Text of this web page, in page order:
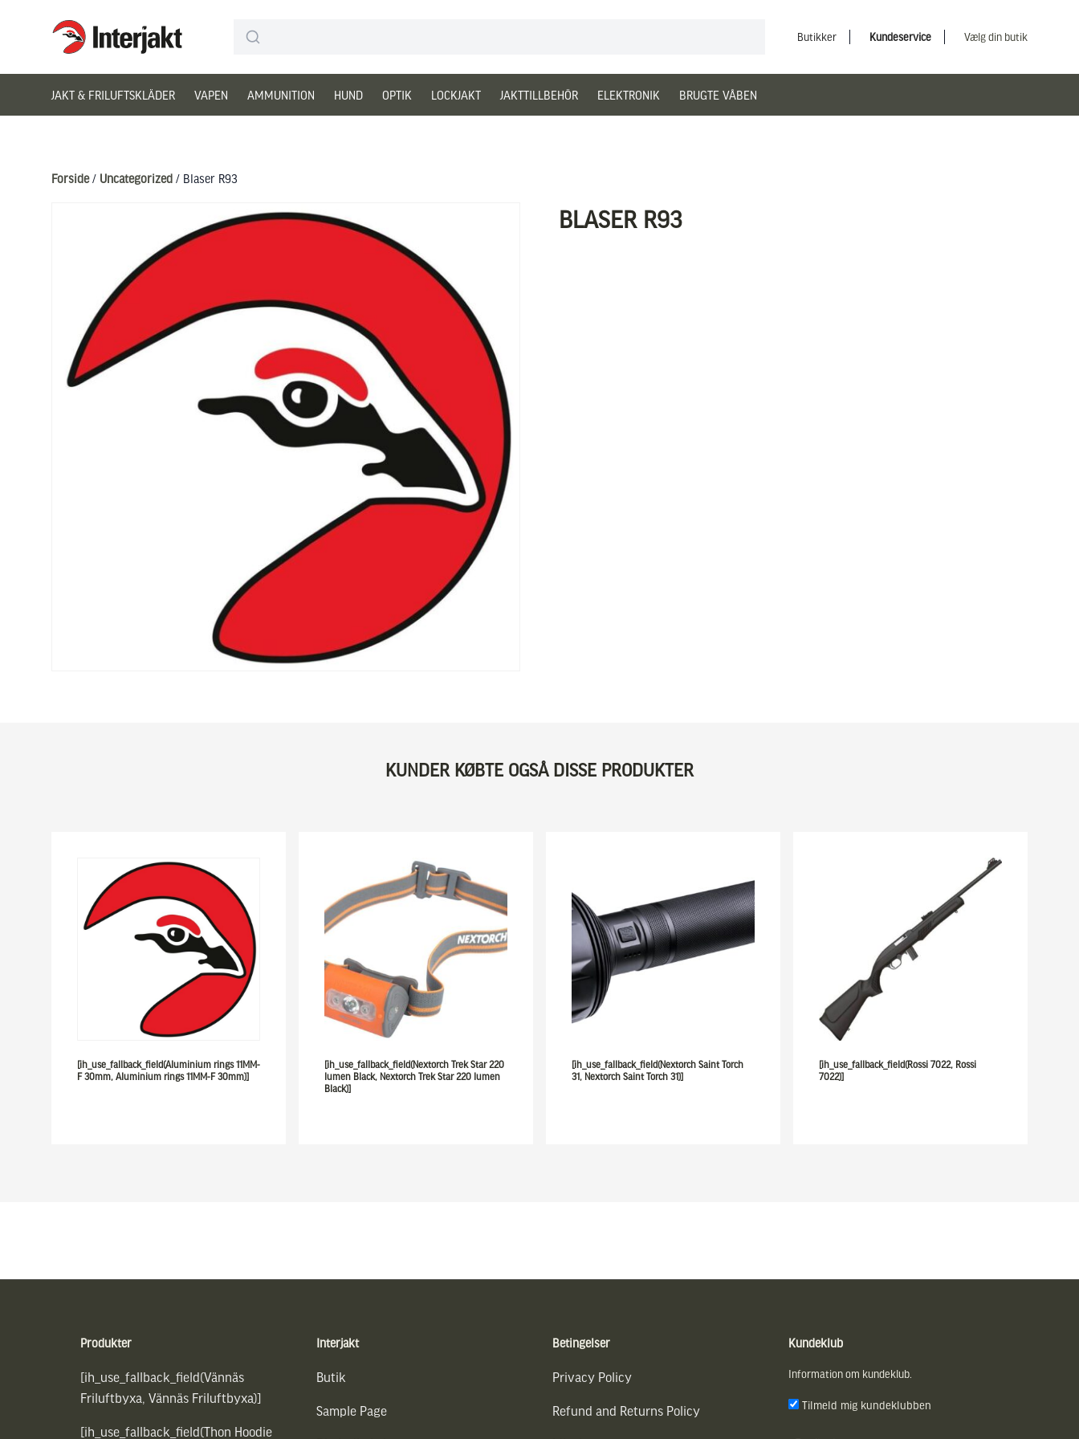
Interjakt DK
Butikker Kundeservice Vælg din butik
JAKT & FRILUFTSKLÄDER VAPEN AMMUNITION HUND OPTIK LOCKJAKT JAKTTILLBEHÖR ELEKTRONIK BRUGTE VÅBEN
Forside/ Uncategorized / Blaser R93
BLASER R93
KUNDER KØBTE OGSÅ DISSE PRODUKTER
[ih_use_fallback_field(Aluminium rings 11MM-
F 30mm, Aluminium rings 11MM-F 30mm)]
[ih_use_fallback_field(Nextorch Trek Star 220
lumen Black, Nextorch Trek Star 220 lumen
Black)]
[ih_use_fallback_field(Nextorch Saint Torch
31, Nextorch Saint Torch 31)]
[ih_use_fallback_field(Rossi 7022, Rossi
7022)]
Produkter
[ih_use_fallback_field(Vännäs
Friluftbyxa, Vännäs Friluftbyxa)]
[ih_use_fallback_field(Thon Hoodie
Interjakt
Butik
Sample Page
Betingelser
Privacy Policy
Refund and Returns Policy
Kundeklub
Information om kundeklub.
Tilmeld mig kundeklubben